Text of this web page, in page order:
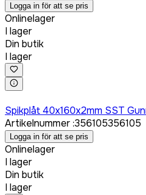
Logga in för att se pris
Onlinelager
I lager
Din butik
I lager
Spikplåt 40x160x2mm SST
Artikelnummer:356105356105
Logga in för att se pris
Onlinelager
I lager
Din butik
I lager